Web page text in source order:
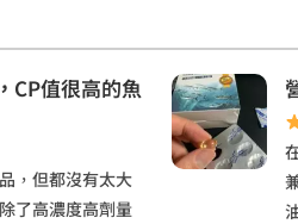
CP值很高的魚
，但都沒有太大
了高濃度高劑量